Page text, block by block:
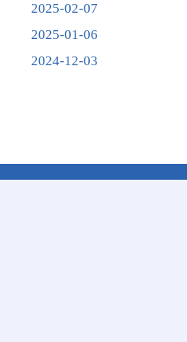
2025-02-07
2025-01-06
2024-12-03